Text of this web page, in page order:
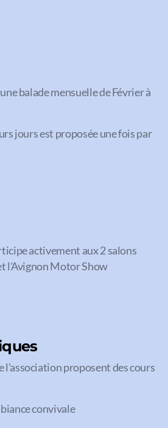
balade mensuelle de Février à
jours est proposée une fois par
activement aux 2 salons
l'Avignon Motor Show
l'association proposent des cours
convivale